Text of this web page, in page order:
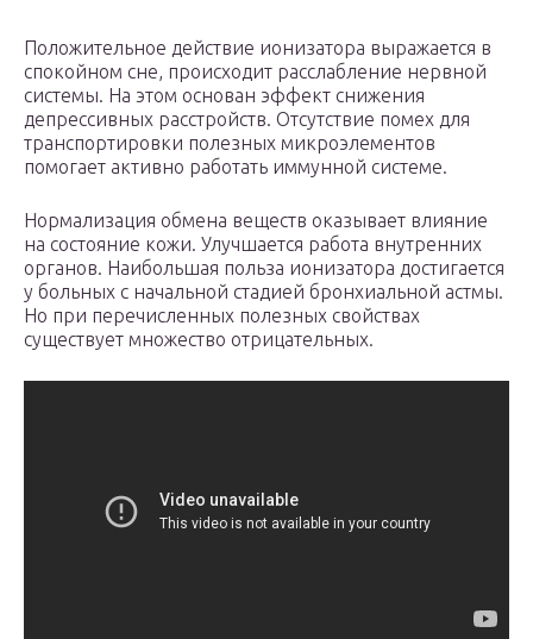
Положительное действие ионизатора выражается в
спокойном сне, происходит расслабление нервной
системы. На этом основан эффект снижения
депрессивных расстройств. Отсутствие помех для
транспортировки полезных микроэлементов
помогает активно работать иммунной системе.
Нормализация обмена веществ оказывает влияние
на состояние кожи. Улучшается работа внутренних
органов. Наибольшая польза ионизатора достигается
у больных с начальной стадией бронхиальной астмы.
Но при перечисленных полезных свойствах
существует множество отрицательных.